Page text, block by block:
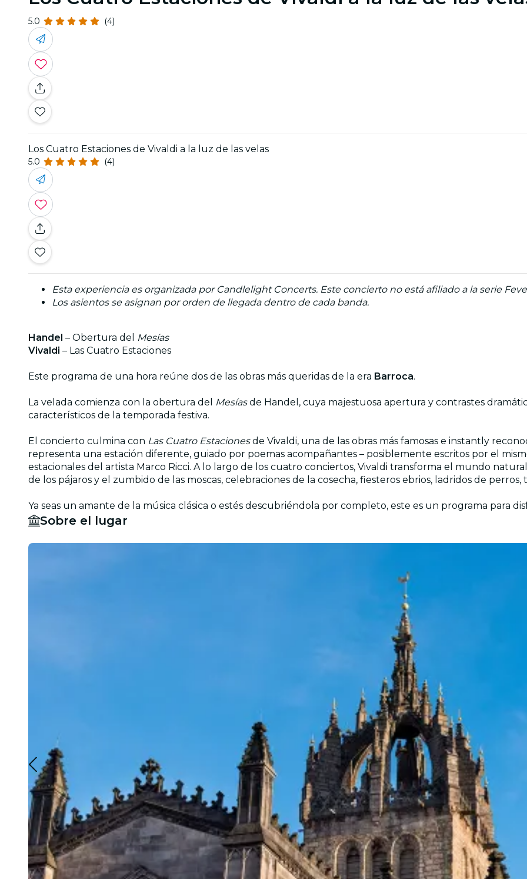
5.0 (4)
Los Cuatro Estaciones de Vivaldi a la luz de las velas
5.0 (4)
Esta experiencia es organizada por Candlelight Concerts. Este concierto no está afiliado a la serie
Los asientos se asignan por orden de llegada dentro de cada banda.
Handel – Obertura del
Mesías
Vivaldi – Las Cuatro Estaciones
Este programa de una hora reúne dos de las obras más queridas de la era Barroca.
La velada comienza con la obertura del Mesíasde Handel, cuya majestuosa apertura y contrastes
característicos de la temporada festiva.
El concierto culmina con Las Cuatro Estacionesde Vivaldi, una de las obras más famosas e instantly
representa una estación diferente, guiado por poemas acompañantes – posiblemente escritos por el
estacionales del artista Marco Ricci. A lo largo de los cuatro conciertos, Vivaldi transforma el mundo
de los pájaros y el zumbido de las moscas, celebraciones de la cosecha, fiesteros ebrios, ladridos de
Ya seas un amante de la música clásica o estés descubriéndola por completo, este es un programa para
Sobre el lugar